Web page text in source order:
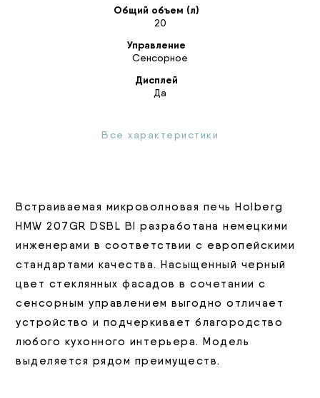
Общий объем (л)
20
Управление
Сенсорное
Дисплей
Да
Все характеристики
Встраиваемая микроволновая печь Holberg
HMW 207GR DSBL BI разработана немецкими
инженерами в соответствии с европейскими
стандартами качества. Насыщенный черный
цвет стеклянных фасадов в сочетании с
сенсорным управлением выгодно отличает
устройство и подчеркивает благородство
любого кухонного интерьера. Модель
выделяется рядом преимуществ.